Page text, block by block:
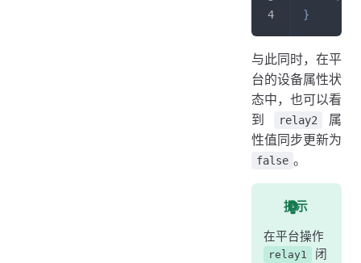
}
与此同时，在平
台的设备属性状
态中，也可以看
到
relay2
属
性值同步更新为
false 。
提示
在平台操作
relay1
闭